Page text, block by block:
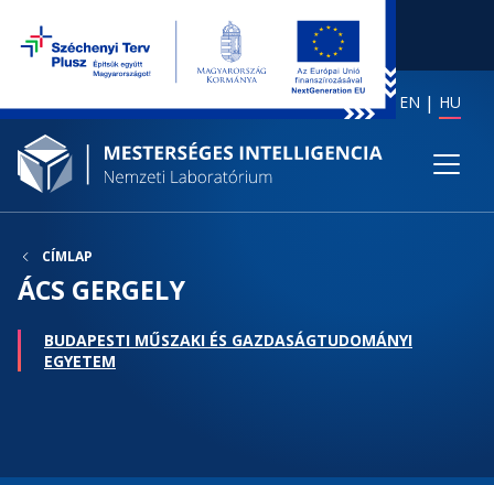
EN HU
CÍMLAP
ÁCS GERGELY
BUDAPESTI MŰSZAKI ÉS GAZDASÁGTUDOMÁNYI
EGYETEM